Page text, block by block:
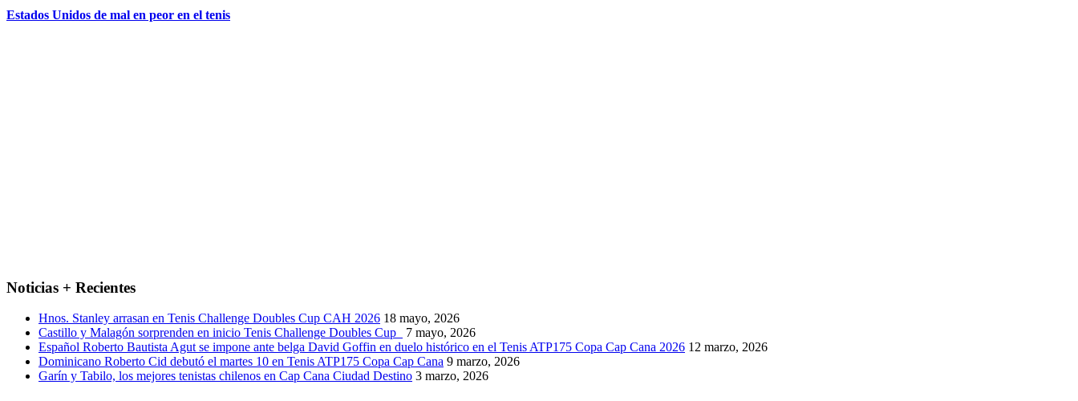
Estados Unidos de mal en peor en el tenis
Noticias + Recientes
Hnos. Stanley arrasan en Tenis Challenge Doubles Cup CAH 2026 18 mayo, 2026
Castillo y Malagón sorprenden en inicio Tenis Challenge Doubles Cup
7 mayo, 2026
Español Roberto Bautista Agut se impone ante belga David Goffin en duelo histórico en el Tenis ATP175 Copa Cap Cana 2026 12 marzo, 2026
Dominicano Roberto Cid debutó el martes 10 en Tenis ATP175 Copa Cap Cana 9 marzo, 2026
Garín y Tabilo, los mejores tenistas chilenos en Cap Cana Ciudad Destino 3 marzo, 2026